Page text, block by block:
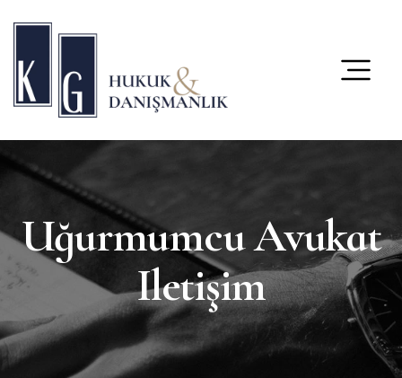
Uğurmumcu Avukat
Iletişim